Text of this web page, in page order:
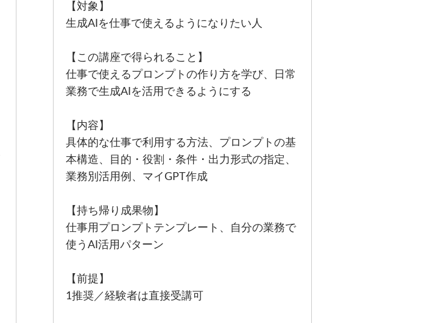
【対象】
生成AIを仕事で使えるようになりたい人
【この講座で得られること】
仕事で使えるプロンプトの作り方を学び、日常
業務で生成AIを活用できるようにする
【内容】
具体的な仕事で利用する方法、プロンプトの基
本構造、目的・役割・条件・出力形式の指定、
業務別活用例、マイGPT作成
【持ち帰り成果物】
仕事用プロンプトテンプレート、自分の業務で
使うAI活用パターン
【前提】
1推奨／経験者は直接受講可